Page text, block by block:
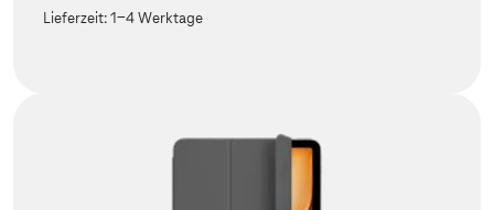
Lieferzeit:1-4 Werktage